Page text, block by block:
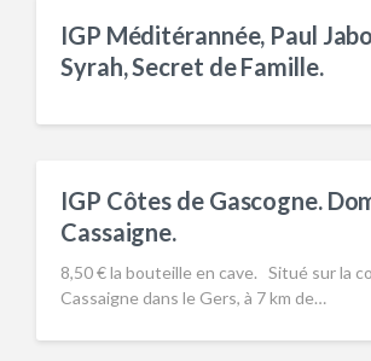
IGP Méditérannée, Paul
Syrah, Secret de Famille.
IGP Côtes de Gascogne.
Cassaigne.
8,50 € la bouteille en cave. Situé sur la
Cassaigne dans le Gers, à 7 km de…